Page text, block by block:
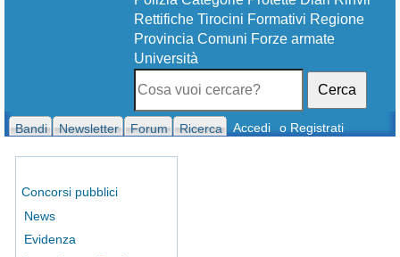
Rettifiche Tirocini Formativi Regione
Provincia Comuni Forze armate
Università
Cerca
Bandi Newsletter Forum Ricerca Accedi o Registrati
Concorsi pubblici
News
Evidenza